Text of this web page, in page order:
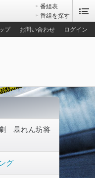
番組表
番組を探す
プ お問い合わせ ログイン
暴れん坊将
グ